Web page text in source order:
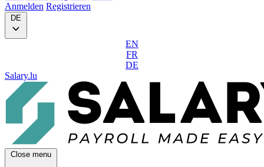
Anmelden Registrieren
DE
EN
FR
DE
Salary.lu
Close menu